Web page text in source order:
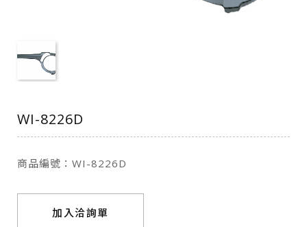
WI-8226D
商品編號：WI-8226D
加入洽詢單